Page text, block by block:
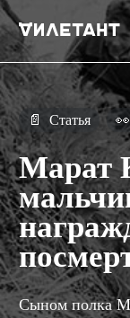
📄 Статья 👀
Марат
Сыном полка